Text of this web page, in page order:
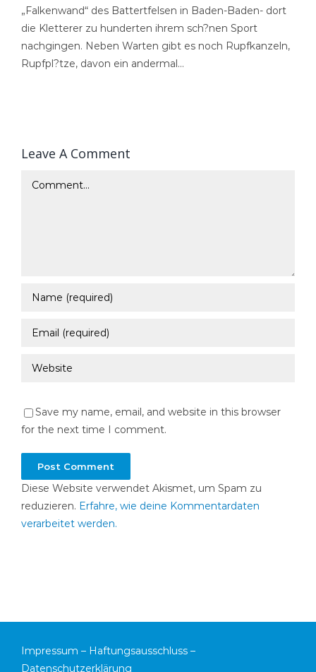
„Falkenwand“ des Battertfelsen in Baden-Baden- dort
die Kletterer zu hunderten ihrem sch?nen Sport
nachgingen. Neben Warten gibt es noch Rupfkanzeln,
Rupfpl?tze, davon ein andermal…
Leave A Comment
Comment
Save my name, email, and website in this browser
for the next time I comment.
Diese Website verwendet Akismet, um Spam zu
reduzieren. Erfahre, wie deine Kommentardaten
verarbeitet werden.
Impressum – Haftungsausschluss –
Datenschutzerklärung